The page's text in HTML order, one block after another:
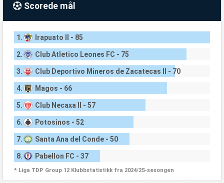
Scorede mål
1. Irapuato II - 85
2. Club Atletico Leones FC - 75
3. Club Deportivo Mineros de Zacatecas II - 70
4. Magos - 66
5. Club Necaxa II - 57
6. Potosinos - 52
7. Santa Ana del Conde - 50
8. Pabellon FC - 37
* Liga TDP Group 12 Klubbstatistikk fra 2024/25-sesongen